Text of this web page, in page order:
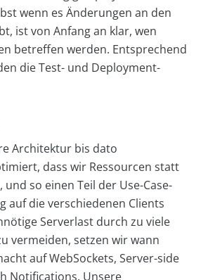
wenn es Änderungen an den
ist von Anfang an klar, wen
betreffen werden. Entsprechend
die Test- und Deployment-
Architektur bis dato
dass wir Ressourcen statt
und so einen Teil der Use-Case-
auf die verschiedenen Clients
Serverlast durch zu viele
vermeiden, setzen wir wann
auf WebSockets, Server-side
Notifications. Unsere